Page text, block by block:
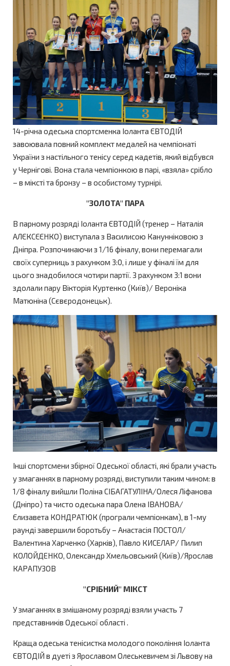
14-річна одеська спортсменка Іоланта ЄВТОДІЙ
завоювала повний комплект медалей на чемпіонаті
України з настільного тенісу серед кадетів, який відбувся
у Чернігові. Вона стала чемпіонкою в парі, «взяла» срібло
– в міксті та бронзу – в особистому турнірі.
"ЗОЛОТА" ПАРА
В парному розряді Іоланта ЄВТОДІЙ (тренер – Наталія
АЛЄКСЄЄНКО) виступала з Василисою Канунніковою з
Дніпра. Розпочинаючи з 1/16 фіналу, вони перемагали
своїх суперниць з рахунком 3:0, і лише у фіналі їм для
цього знадобилося чотири партії. З рахунком 3:1 вони
здолали пару Вікторія Куртенко (Київ)/ Вероніка
Матюніна (Сєвєродонецьк).
Інші спортсмени збірної Одеської області, які брали участь
у змаганнях в парному розряді, виступили таким чином: в
1/8 фіналу вийшли Поліна СІБАГАТУЛІНА/Олеся Ліфанова
(Дніпро) та чисто одеська пара Олена ІВАНОВА/
Єлизавета КОНДРАТЮК (програли чемпіонкам), в 1-му
раунді завершили боротьбу – Анастасія ПОСТОЛ/
Валентина Харченко (Харків), Павло КИСЕЛАР/ Пилип
КОЛОЙДЕНКО, Олександр Хмельовський (Київ)/Ярослав
КАРАПУЗОВ
"СРІБНИЙ" МІКСТ
У змаганнях в змішаному розряді взяли участь 7
представників Одеської області .
Краща одеська тенісистка молодого покоління Іоланта
ЄВТОДІЙ в дуеті з Ярославом Олеськевичем зі Львову на